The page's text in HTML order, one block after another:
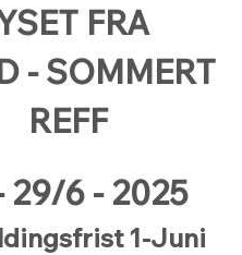
FRA
- SOMMERT
REFF
29/6 - 2025
1-Juni